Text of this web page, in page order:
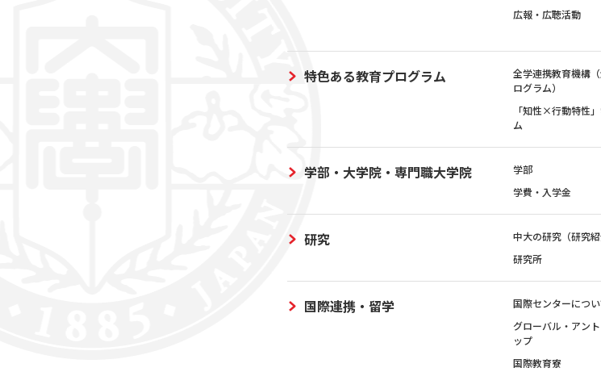
広報・広聴活動
特色ある教育プログラム
全学連携教育機構
ログラム）
「知性×行動特性
ム
学部・大学院・専門職大学院 学部
学費・入学金
研究 中大の研究（研究紹
研究所
国際連携・留学 国際センターにつ
グローバル・アン
ップ
国際教育寮